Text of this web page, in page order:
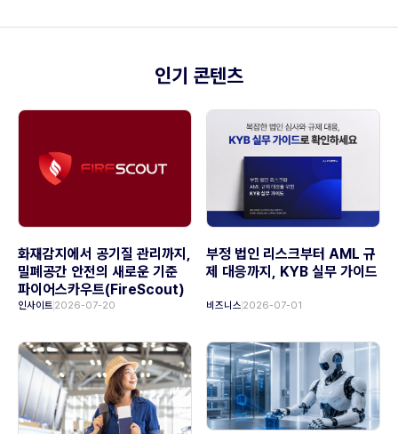
인기 콘텐츠
화재감지에서 공기질 관리까지,
밀폐공간 안전의 새로운 기준
파이어스카우트(FireScout)
인사이트 2026-07-20
부정 법인 리스크부터 AML 규
제 대응까지, KYB 실무 가이드
비즈니스 2026-07-01